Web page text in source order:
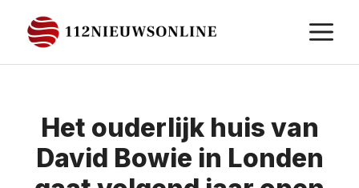
naar
de
Het ouderlijk huis van
David Bowie in Londen